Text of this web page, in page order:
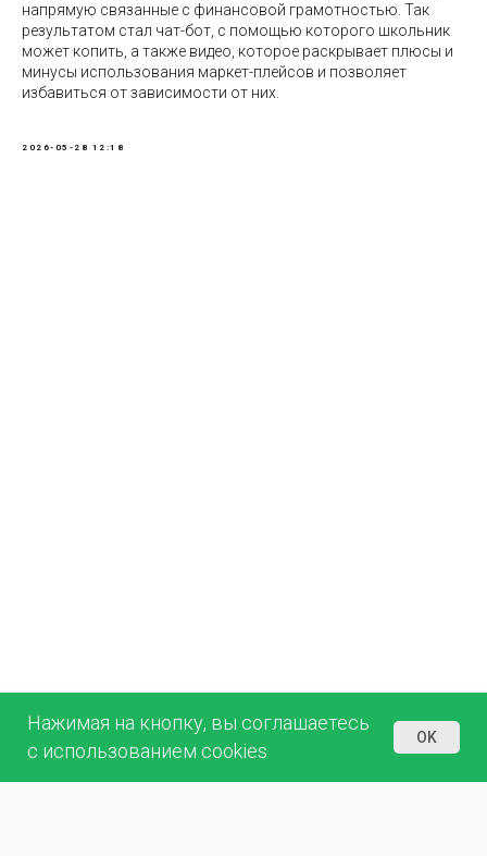
Нажимая на кнопку, вы соглашаетесь
с использованием cookies
OK
напрямую связанные с финансовой грамотностью. Так
результатом стал чат-бот, с помощью которого школьник
может копить, а также видео, которое раскрывает плюсы и
минусы использования маркет-плейсов и позволяет
избавиться от зависимости от них.
2026-05-28 12:18